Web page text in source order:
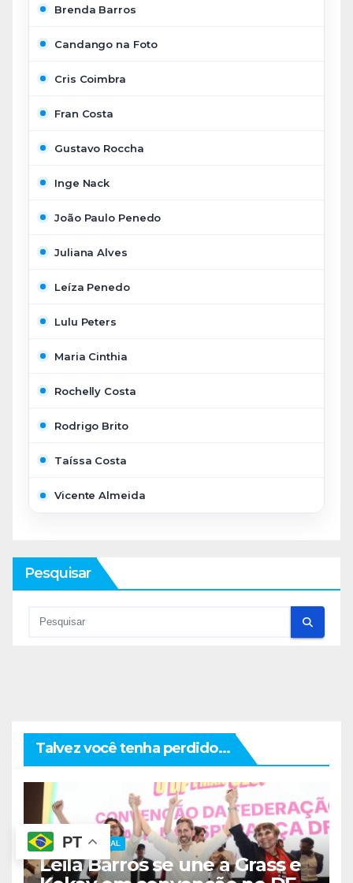
Brenda Barros
Candango na Foto
Cris Coimbra
Fran Costa
Gustavo Roccha
Inge Nack
João Paulo Penedo
Juliana Alves
Leíza Penedo
Lulu Peters
Maria Cinthia
Rochelly Costa
Rodrigo Brito
Taíssa Costa
Vicente Almeida
Pesquisar
Talvez você tenha perdido...
DISTRITO FEDERAL
Leila Barros se une a Grass e
PT